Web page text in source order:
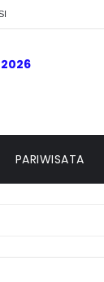
PARIWISATA